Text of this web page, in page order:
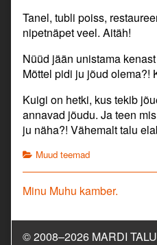
Tanel, tubli poiss,
nipetnäpet veel. Aitäh!
Nüüd jään unistama
Mõttel pidi ju jõud olema?!
Kuigi on hetki, kus tekib
annavad jõudu. Ja teen
ju näha?! Vähemalt talu
Categories
Muud teemad
Navigeerimine
Previous
Minu Muhu kamber.
© 2008–2026 MARDI TALU